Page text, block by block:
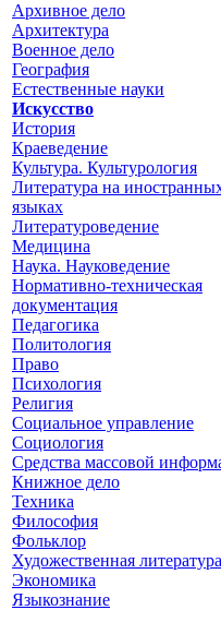
Архивное дело
Архитектура
Военное дело
География
Естественные науки
Искусство
История
Краеведение
Культура. Культурология
Литература на
языках
Литературоведение
Медицина
Наука. Науковедение
Нормативно-техническая
документация
Педагогика
Политология
Право
Психология
Религия
Социальное управление
Социология
Средства массовой
Книжное дело
Техника
Философия
Фольклор
Художественная литература
Экономика
Языкознание